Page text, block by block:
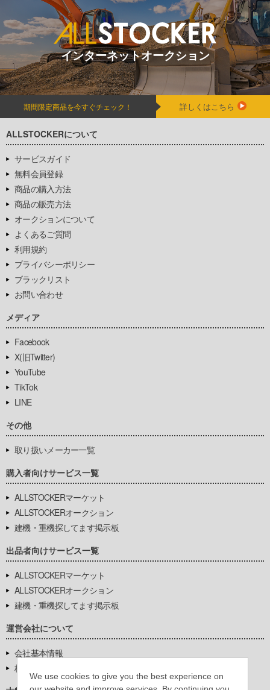
We use cookies to give you the best experience on
インターネットオークション
期間限定商品を今すぐチェック！ 詳しくはこちら
ALLSTOCKERについて
サービスガイド
無料会員登録
商品の購入方法
商品の販売方法
オークションについて
よくあるご質問
利用規約
プライバシーポリシー
ブラックリスト
お問い合わせ
メディア
Facebook
X(旧Twitter)
YouTube
TikTok
LINE
その他
取り扱いメーカー一覧
購入者向けサービス一覧
ALLSTOCKERマーケット
ALLSTOCKERオークション
建機・重機探してます掲示板
出品者向けサービス一覧
ALLSTOCKERマーケット
ALLSTOCKERオークション
建機・重機探してます掲示板
運営会社について
会社基本情報
株式会社豊環境開発